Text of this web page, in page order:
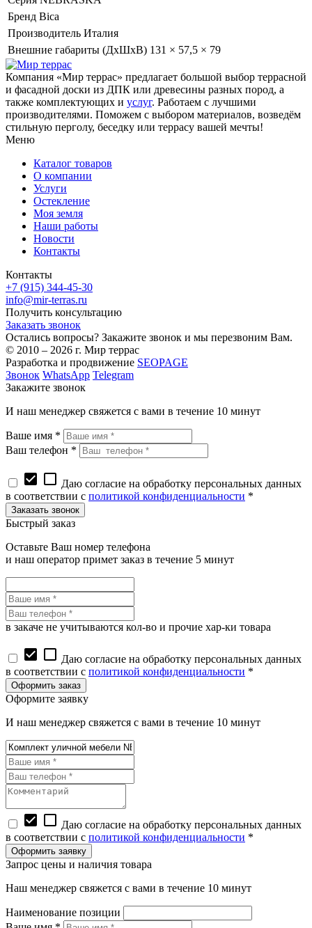
Бренд Bica
Производитель Италия
Внешние габариты (ДхШхВ) 131 × 57,5 × 79
Компания «Мир террас» предлагает большой выбор террасной
и фасадной доски из ДПК или древесины разных пород, а
также комплектующих и услуг. Работаем с лучшими
производителями. Поможем с выбором материалов, возведём
стильную перголу, беседку или террасу вашей мечты!
Меню
Каталог товаров
О компании
Услуги
Остекление
Моя земля
Наши работы
Новости
Контакты
Контакты
+7 (915) 344-45-30
info@mir-terras.ru
Получить консультацию
Заказать звонок
Остались вопросы? Закажите звонок и мы перезвоним Вам.
© 2010 – 2026 г. Мир террас
Разработка и продвижение SEOPAGE
Звонок WhatsApp Telegram
Закажите звонок
И наш менеджер свяжется с вами в течение 10 минут
Ваше имя *
Ваш телефон *
check_box check_box_outline_blank Даю согласие на обработку персональных данных
в соответствии с политикой конфиденциальности *
Быстрый заказ
Оставьте Ваш номер телефона
и наш оператор примет заказ в течение 5 минут
в закаче не учитываются кол-во и прочие хар-ки товара
check_box check_box_outline_blank Даю согласие на обработку персональных данных
в соответствии с политикой конфиденциальности *
Оформите заявку
И наш менеджер свяжется с вами в течение 10 минут
check_box check_box_outline_blank Даю согласие на обработку персональных данных
в соответствии с политикой конфиденциальности *
Запрос цены и наличия товара
Наш менеджер свяжется с вами в течение 10 минут
Наименование позиции